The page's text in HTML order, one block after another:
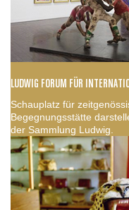
LUDWIG FORUM FÜR
Schauplatz für
Begegnungsstätte
der Sammlung Ludwig.